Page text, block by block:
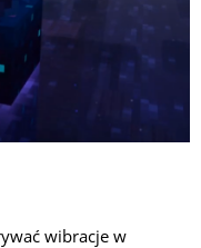
wibracje w